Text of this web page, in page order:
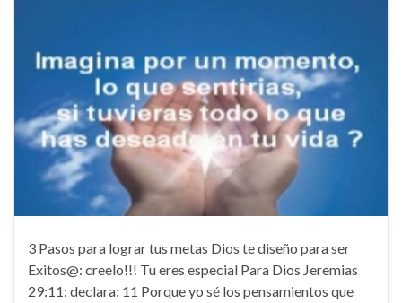
3 Pasos para lograr tus metas Dios te diseño para ser
Exitos@: creelo!!! Tu eres especial Para Dios Jeremias
29:11: declara: 11 Porque yo sé los pensamientos que